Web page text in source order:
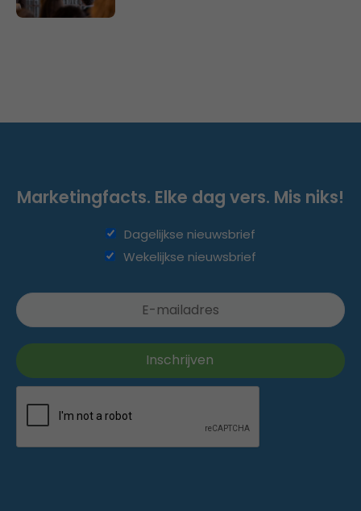
Marketingfacts. Elke dag vers. Mis niks!
Dagelijkse nieuwsbrief
Wekelijkse nieuwsbrief